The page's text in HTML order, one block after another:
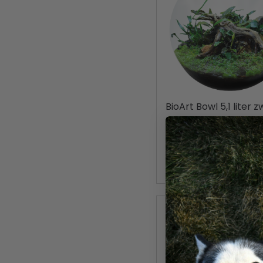
BioArt Bowl 5,1 liter
22,5x22cm
59.99
Toevoegen aan